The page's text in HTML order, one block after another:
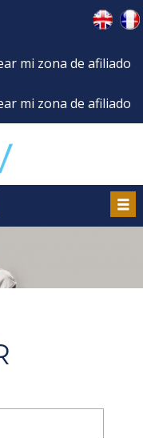
mi zona de afiliado
mi zona de afiliado